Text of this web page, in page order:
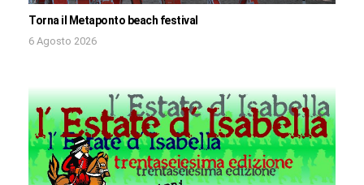
Torna il Metaponto beach festival
6 Agosto 2026